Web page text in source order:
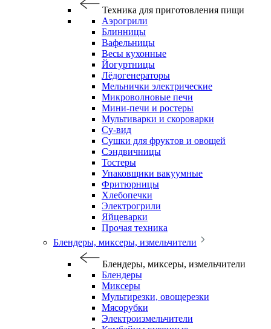
Техника для приготовления пищи
Аэрогрили
Блинницы
Вафельницы
Весы кухонные
Йогуртницы
Лёдогенераторы
Мельнички электрические
Микроволновые печи
Мини-печи и ростеры
Мультиварки и скороварки
Су-вид
Сушки для фруктов и овощей
Сэндвичницы
Тостеры
Упаковщики вакуумные
Фритюрницы
Хлебопечки
Электрогрили
Яйцеварки
Прочая техника
Блендеры, миксеры, измельчители
Блендеры, миксеры, измельчители
Блендеры
Миксеры
Мультирезки, овощерезки
Мясорубки
Электроизмельчители